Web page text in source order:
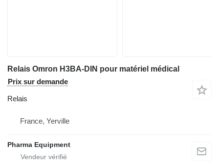
Relais Omron H3BA-DIN pour matériel médical
Prix sur demande
Relais
France, Yerville
Pharma Equipment